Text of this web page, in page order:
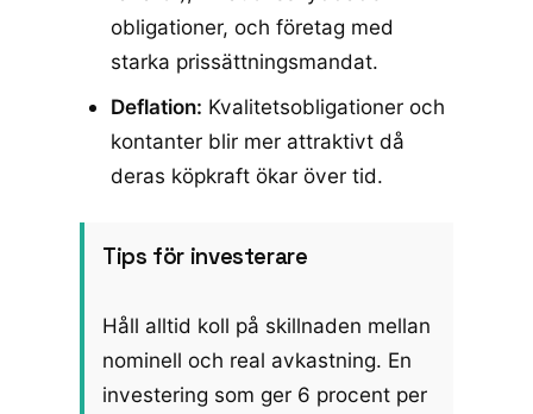
obligationer, och företag med
starka prissättningsmandat.
Deflation: Kvalitetsobligationer och
kontanter blir mer attraktivt då
deras köpkraft ökar över tid.
Tips för investerare
Håll alltid koll på skillnaden mellan
nominell och real avkastning. En
investering som ger 6 procent per